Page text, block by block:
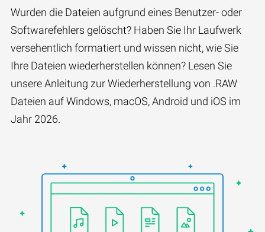
Wurden die Dateien aufgrund eines Benutzer- oder
Softwarefehlers gelöscht? Haben Sie Ihr Laufwerk
versehentlich formatiert und wissen nicht, wie Sie
Ihre Dateien wiederherstellen können? Lesen Sie
unsere Anleitung zur Wiederherstellung von .RAW
Dateien auf Windows, macOS, Android und iOS im
Jahr 2026.